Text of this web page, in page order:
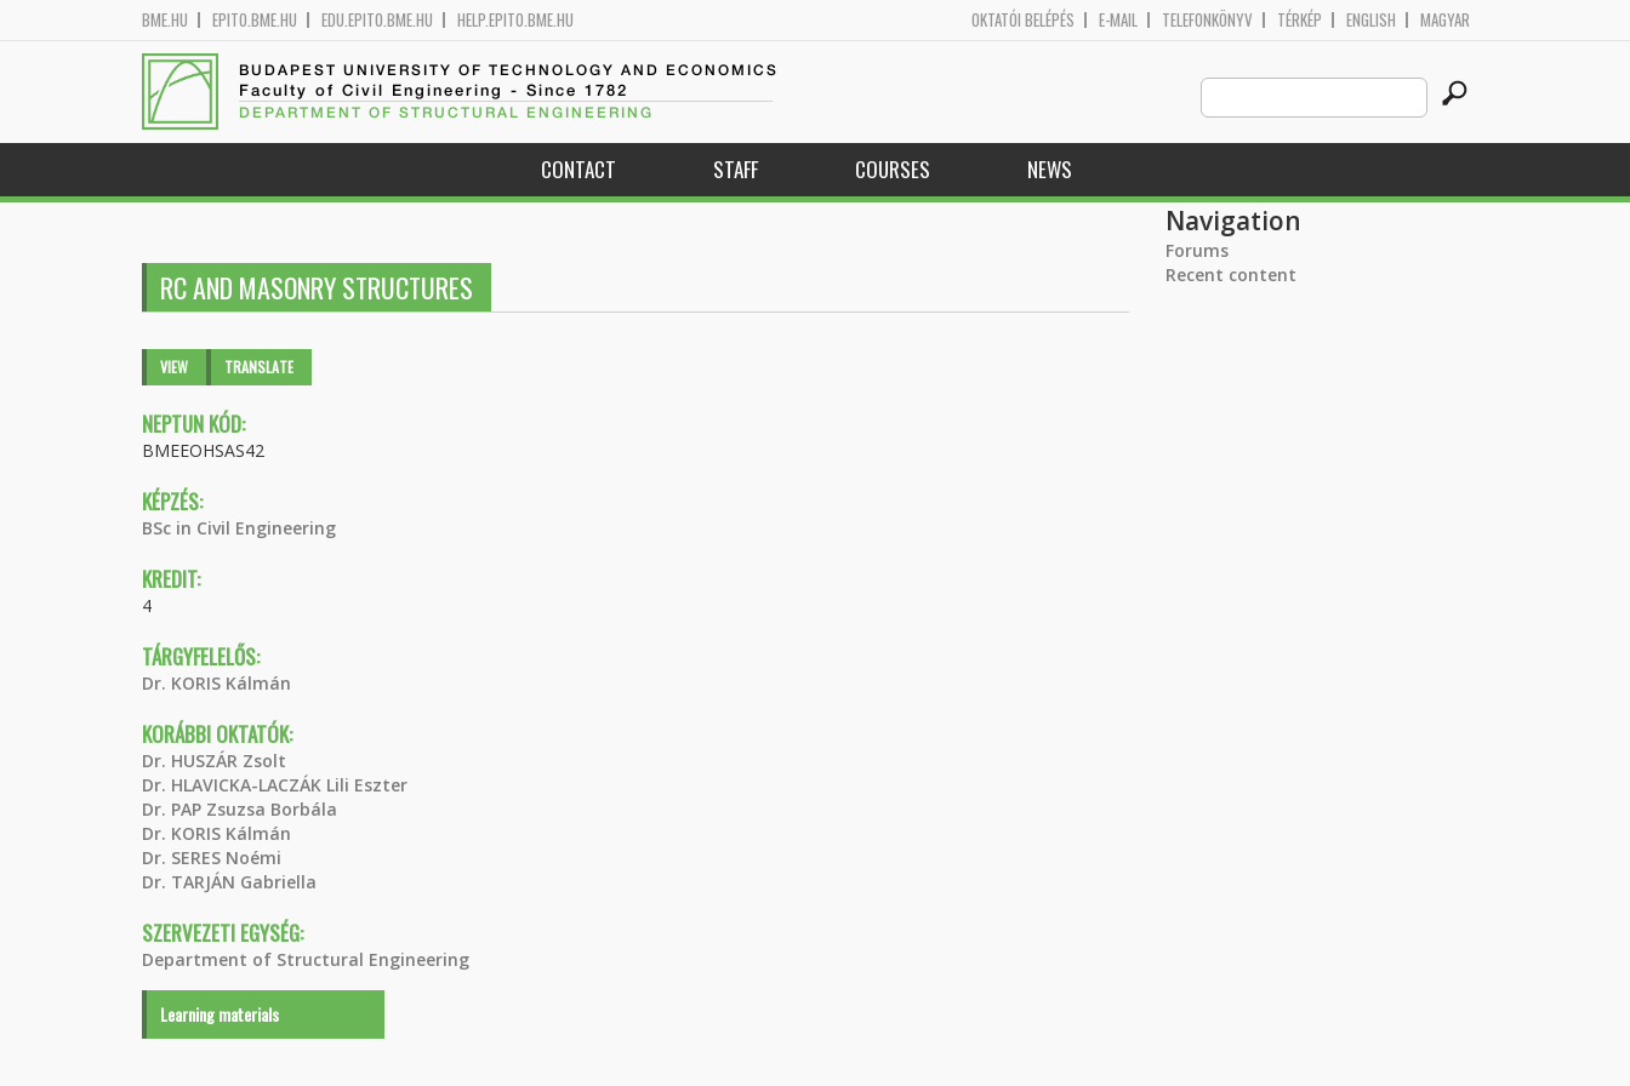
BME.HU EPITO.BME.HU EDU.EPITO.BME.HU HELP.EPITO.BME.HU OKTATÓI BELÉPÉS E-MAIL TELEFONKÖNYV TÉRKÉP ENGLISH MAGYAR
BUDAPEST UNIVERSITY OF TECHNOLOGY AND ECONOMICS
Faculty of Civil Engineering - Since 1782
DEPARTMENT OF STRUCTURAL ENGINEERING
Search
this
site
CONTACT STAFF COURSES NEWS
RC AND MASONRY STRUCTURES
Primary tabs
VIEW (ACTIVETRANSLATE
NEPTUN KÓD:
BMEEOHSAS42
KÉPZÉS:
BSc in Civil Engineering
KREDIT:
4
TÁRGYFELELŐS:
Dr. KORIS Kálmán
KORÁBBI OKTATÓK:
Dr. HUSZÁR Zsolt
Dr. HLAVICKA-LACZÁK Lili Eszter
Dr. PAP Zsuzsa Borbála
Dr. KORIS Kálmán
Dr. SERES Noémi
Dr. TARJÁN Gabriella
SZERVEZETI EGYSÉG:
Department of Structural Engineering
Learning materials
Navigation
Forums
Recent content